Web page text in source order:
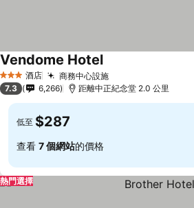
3 星級 酒店 商務中心設施
Vendome Hotel
7.3 6,266 距離中正紀念堂 2.0 公里
低至 $287
查看 7 個網站的價格
熱門選擇